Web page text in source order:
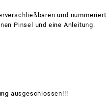
und
Pinsel und eine Anleitung.
ausgeschlossen!!!